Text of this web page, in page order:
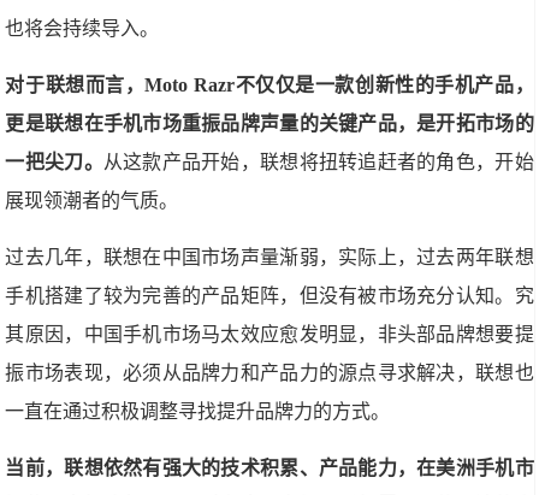
也将会持续导入。
对于联想而言，Moto Razr不仅仅是一款创新性的手机产品，
更是联想在手机市场重振品牌声量的关键产品，是开拓市场的
一把尖刀。 从这款产品开始，联想将扭转追赶者的角色，开始
展现领潮者的气质。
过去几年，联想在中国市场声量渐弱，实际上，过去两年联想
手机搭建了较为完善的产品矩阵，但没有被市场充分认知。究
其原因，中国手机市场马太效应愈发明显，非头部品牌想要提
振市场表现，必须从品牌力和产品力的源点寻求解决，联想也
一直在通过积极调整寻找提升品牌力的方式。
当前，联想依然有强大的技术积累、产品能力，在美洲手机市